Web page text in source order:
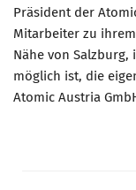
Präsident der
Mitarbeiter zu
Nähe von Salzburg,
möglich ist, die
Atomic Austria